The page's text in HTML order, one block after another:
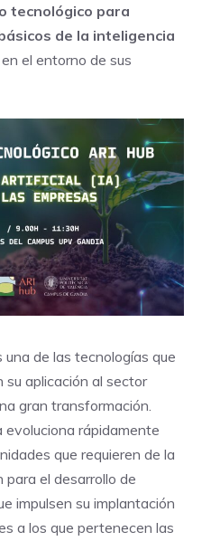
tecnológico para
de la inteligencia
en el entorno de sus
de las tecnologías que
su aplicación al sector
gran transformación.
rápidamente
que requieren de la
el desarrollo de
impulsen su implantación
a los que pertenecen las